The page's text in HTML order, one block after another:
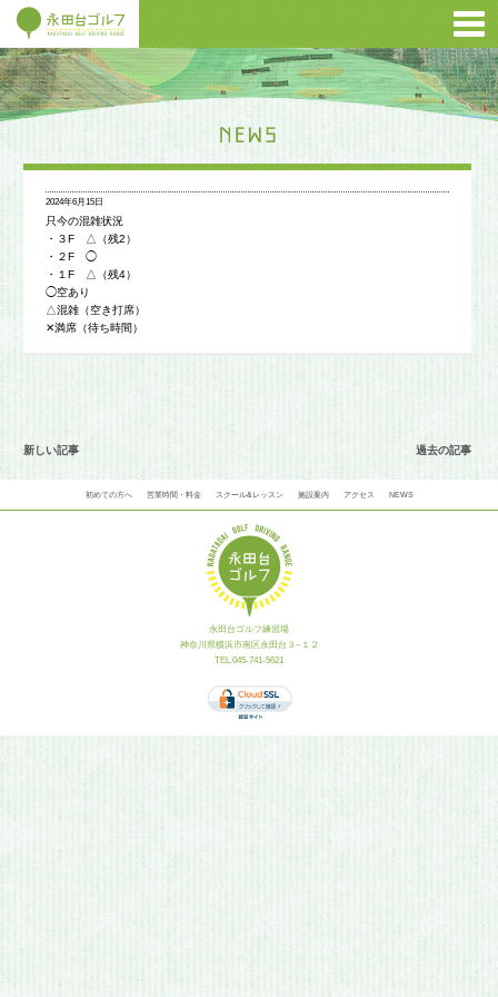
2024年6月15日
只今の混雑状況
・３F △（残2）
・２F ◯
・１F △（残4）
◯空あり
△混雑（空き打席）
✕満席（待ち時間）
新しい記事 過去の記事
初めての方へ 営業時間・料金 スクール&レッスン 施設案内 アクセス NEWS
永田台ゴルフ練習場
神奈川県横浜市南区永田台３−１２
TEL.045-741-5621